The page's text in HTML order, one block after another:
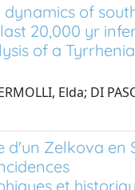
of
20,000 yr
of a
Elda; DI
d'un Zelkova en
et